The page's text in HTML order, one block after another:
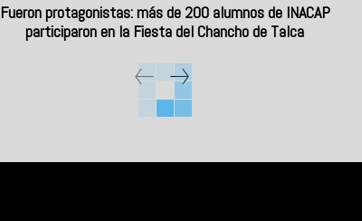
Fueron protagonistas: más de 200 alumnos de INACAP
participaron en la Fiesta del Chancho de Talca